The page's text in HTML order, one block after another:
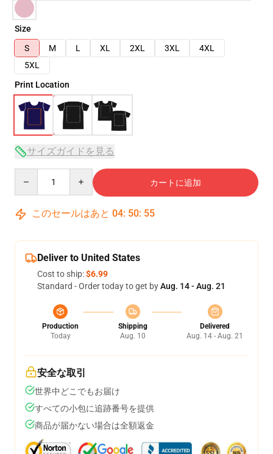
Size
S
M L XL 2XL 3XL
4XL
5XL
Print Location
サイズガイドを見る
カートに追加
このセールはあと 04: 50: 54
Deliver to United States
Cost to ship:$6.99
Standard - Order today to get byAug. 14 - Aug. 21
Production
Today
Shipping
Aug. 10
Delivered
Aug. 14 - Aug. 21
安全な取引
世界中どこでもお届け
すべての小包に追跡番号を提供
商品が届かない場合は全額返金